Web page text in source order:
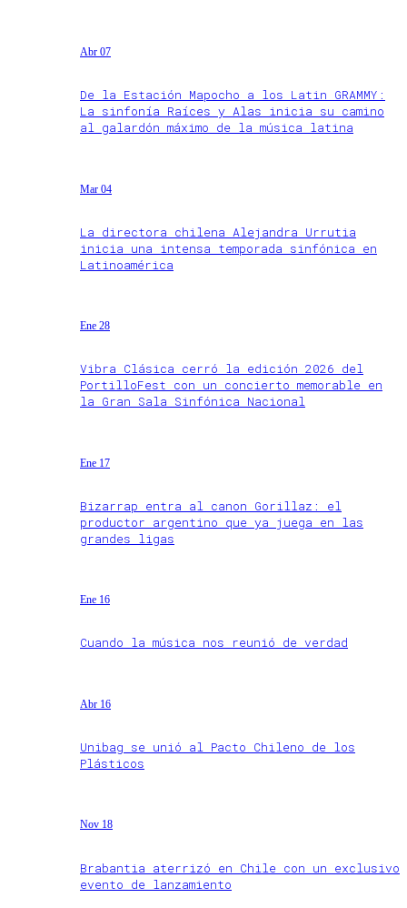
Abr 07
De la Estación Mapocho a los Latin GRAMMY:
La sinfonía Raíces y Alas inicia su camino
al galardón máximo de la música latina
Mar 04
La directora chilena Alejandra Urrutia
inicia una intensa temporada sinfónica en
Latinoamérica
Ene 28
Vibra Clásica cerró la edición 2026 del
PortilloFest con un concierto memorable en
la Gran Sala Sinfónica Nacional
Ene 17
Bizarrap entra al canon Gorillaz: el
productor argentino que ya juega en las
grandes ligas
Ene 16
Cuando la música nos reunió de verdad
Abr 16
Unibag se unió al Pacto Chileno de los
Plásticos
Nov 18
Brabantia aterrizó en Chile con un exclusivo
evento de lanzamiento